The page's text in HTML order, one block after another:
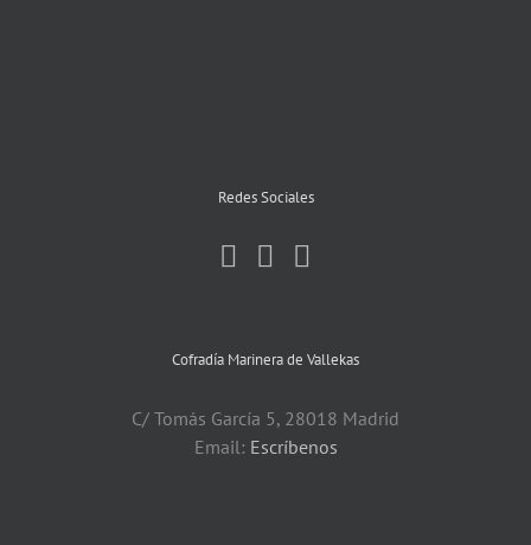
Redes Sociales
Cofradía Marinera de Vallekas
C/ Tomás García 5, 28018 Madrid
Email: Escríbenos